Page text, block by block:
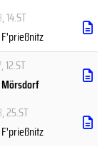
, 14.ST
F'prießnitz
, 12.ST
Mörsdorf
, 25.ST
F'prießnitz